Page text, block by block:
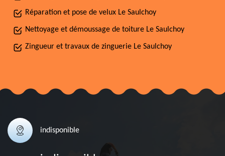
Réparation et pose de velux Le Saulchoy
Nettoyage et démoussage de toiture Le Saulchoy
Zingueur et travaux de zinguerie Le Saulchoy
indisponible